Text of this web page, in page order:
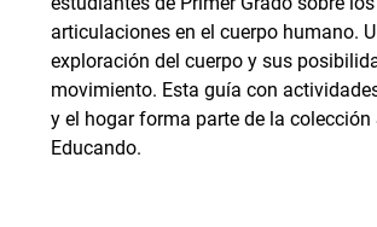
articulaciones en el cuerpo humano.
exploración del cuerpo y sus
movimiento. Esta guía con
y el hogar forma parte de la colección
Educando.